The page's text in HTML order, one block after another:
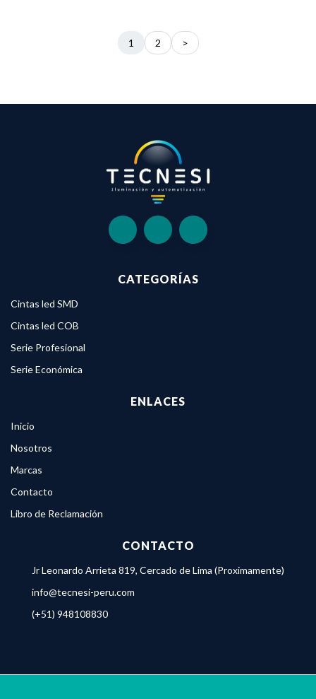
1 2 >
CATEGORÍAS
Cintas led SMD
Cintas led COB
Serie Profesional
Serie Económica
ENLACES
Inicio
Nosotros
Marcas
Contacto
Libro de Reclamación
CONTACTO
Jr Leonardo Arrieta 819, Cercado de Lima (Proximamente)
info@tecnesi-peru.com
(+51) 948108830